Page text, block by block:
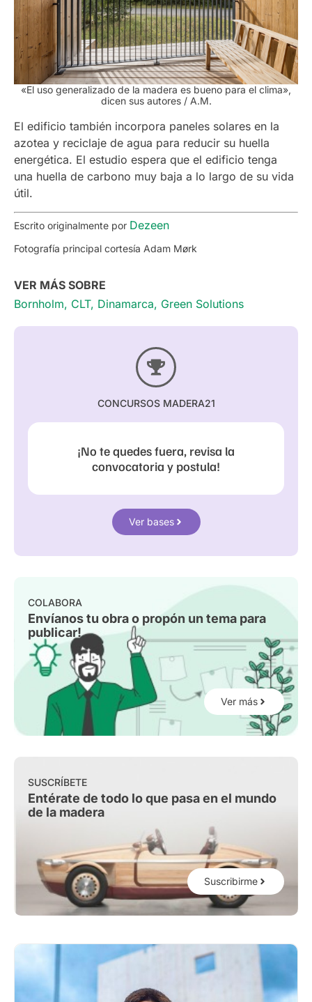
«El uso generalizado de la madera es bueno para el clima»,
dicen sus autores / A.M.
El edificio también incorpora paneles solares en la
azotea y reciclaje de agua para reducir su huella
energética. El estudio espera que el edificio tenga
una huella de carbono muy baja a lo largo de su vida
útil.
Escrito originalmente por Dezeen
Fotografía principal cortesía Adam Mørk
VER MÁS SOBRE
Bornholm, CLT, Dinamarca, Green Solutions
CONCURSOS MADERA21
¡No te quedes fuera, revisa la
convocatoria y postula!
Ver bases
COLABORA
Envíanos tu obra o propón un tema para
publicar!
Ver más
SUSCRÍBETE
Entérate de todo lo que pasa en el mundo
de la madera
Suscribirme